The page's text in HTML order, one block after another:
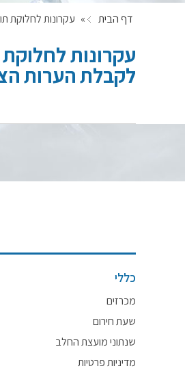
דף הבית » עקרונות לחלוקת תוספת
לקבלת הערות
כללי
מכרזים
שעת חירום
שנתוני מועצת החלב
מדיניות פרטיות